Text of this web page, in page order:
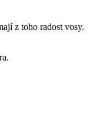
z toho radost vosy.